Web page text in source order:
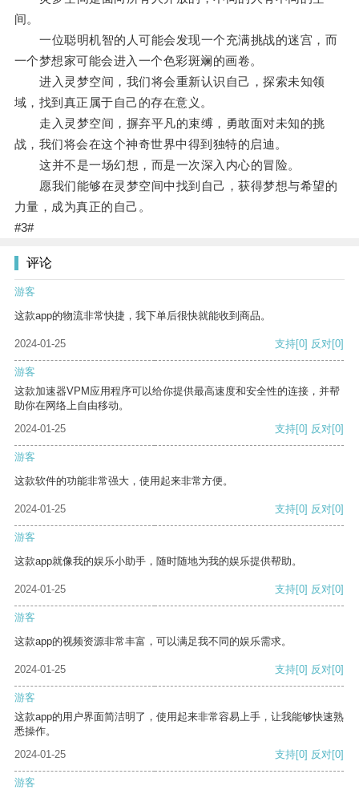
间。
一位聪明机智的人可能会发现一个充满挑战的迷宫，而
一个梦想家可能会进入一个色彩斑斓的画卷。
进入灵梦空间，我们将会重新认识自己，探索未知领
域，找到真正属于自己的存在意义。
走入灵梦空间，摒弃平凡的束缚，勇敢面对未知的挑
战，我们将会在这个神奇世界中得到独特的启迪。
这并不是一场幻想，而是一次深入内心的冒险。
愿我们能够在灵梦空间中找到自己，获得梦想与希望的
力量，成为真正的自己。
#3#
评论
游客
这款app的物流非常快捷，我下单后很快就能收到商品。
2024-01-25 支持[0] 反对[0]
游客
这款加速器VPM应用程序可以给你提供最高速度和安全性的连接，并帮
助你在网络上自由移动。
2024-01-25
支持[0] 反对[0]
游客
这款软件的功能非常强大，使用起来非常方便。
2024-01-25 支持[0] 反对[0]
游客
这款app就像我的娱乐小助手，随时随地为我的娱乐提供帮助。
2024-01-25 支持[0] 反对[0]
游客
这款app的视频资源非常丰富，可以满足我不同的娱乐需求。
2024-01-25 支持[0] 反对[0]
游客
这款app的用户界面简洁明了，使用起来非常容易上手，让我能够快速熟
悉操作。
2024-01-25
支持[0] 反对[0]
游客